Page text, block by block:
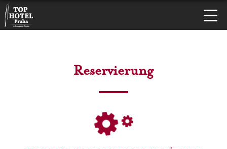
Reservierung